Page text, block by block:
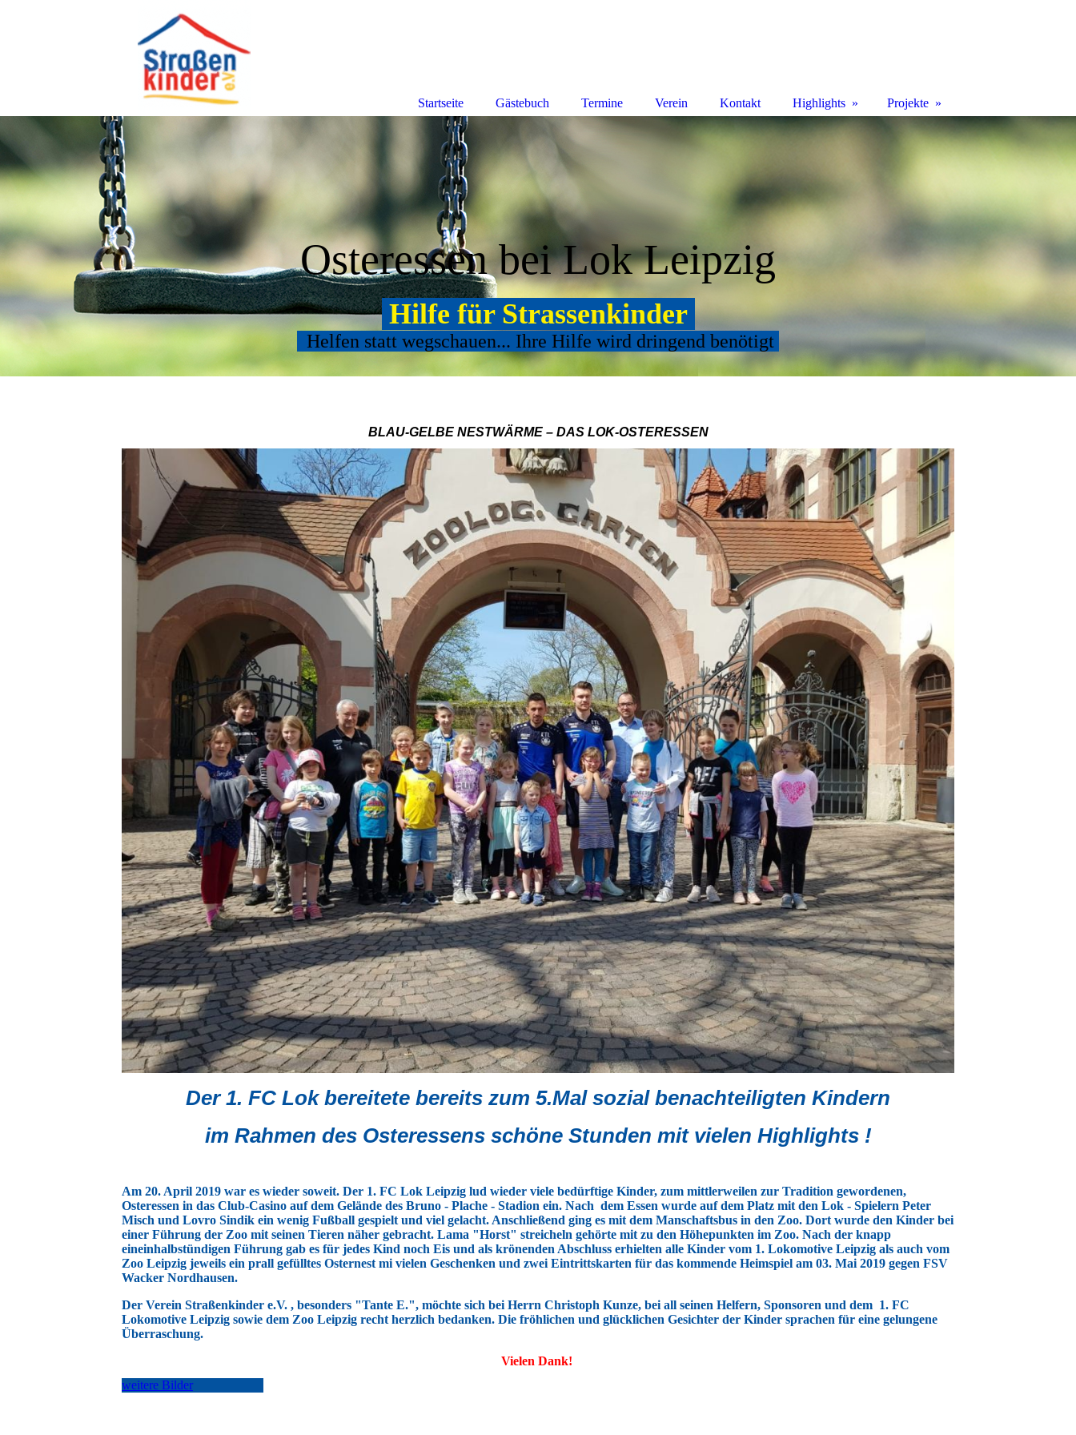
Osteressen bei Lok Leipzig
Hilfe für Strassenkinder
Helfen statt wegschauen... Ihre Hilfe wird dringend benötigt
BLAU-GELBE NESTWÄRME – DAS LOK-OSTERESSEN
Der 1. FC Lok bereitete bereits zum 5.Mal sozial benachteiligten Kindern
im Rahmen des Osteressens schöne Stunden mit vielen Highlights !
Am 20. April 2019 war es wieder soweit. Der 1. FC Lok Leipzig lud wieder viele bedürftige Kinder, zum mittlerweilen zur Tradition gewordenen,
Osteressen in das Club-Casino auf dem Gelände des Bruno - Plache - Stadion ein. Nach dem Essen wurde auf dem Platz mit den Lok - Spielern Peter
Misch und Lovro Sindik ein wenig Fußball gespielt und viel gelacht. Anschließend ging es mit dem Manschaftsbus in den Zoo. Dort wurde den Kinder bei
einer Führung der Zoo mit seinen Tieren näher gebracht. Lama "Horst" streicheln gehörte mit zu den Höhepunkten im Zoo. Nach der knapp
eineinhalbstündigen Führung gab es für jedes Kind noch Eis und als krönenden Abschluss erhielten alle Kinder vom 1. Lokomotive Leipzig als auch vom
Zoo Leipzig jeweils ein prall gefülltes Osternest mi vielen Geschenken und zwei Eintrittskarten für das kommende Heimspiel am 03. Mai 2019 gegen FSV
Wacker Nordhausen.
Der Verein Straßenkinder e.V. , besonders "Tante E.", möchte sich bei Herrn Christoph Kunze, bei all seinen Helfern, Sponsoren und dem 1. FC
Lokomotive Leipzig sowie dem Zoo Leipzig recht herzlich bedanken. Die fröhlichen und glücklichen Gesichter der Kinder sprachen für eine gelungene
Überraschung.
Vielen Dank!
weitere Bilder
Startseite Gästebuch Termine Verein Kontakt Highlights Projekte